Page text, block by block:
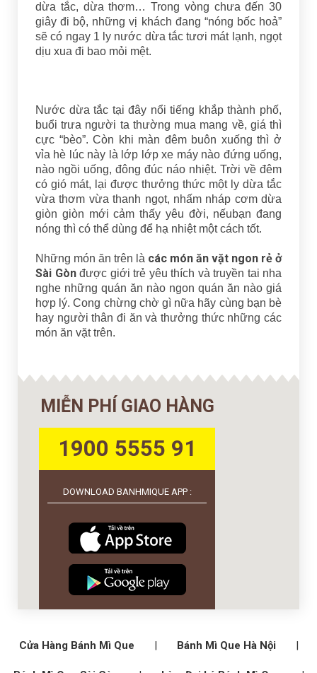
dừa tắc, dừa thơm… Trong vòng chưa đến 30
giây đi bộ, những vị khách đang “nóng bốc hoả”
sẽ có ngay 1 ly nước dừa tắc tươi mát lạnh, ngọt
dịu xua đi bao mỏi mệt.
Nước dừa tắc tại đây nổi tiếng khắp thành phố,
buổi trưa người ta thường mua mang về, giá thì
cực “bèo”. Còn khi màn đêm buôn xuống thì ở
vỉa hè lúc này là lớp lớp xe máy nào đứng uống,
nào ngồi uống, đông đúc náo nhiệt. Trời về đêm
có gió mát, lại được thưởng thức một ly dừa tắc
vừa thơm vừa thanh ngọt, nhấm nháp cơm dừa
giòn giòn mới cảm thấy yêu đời, nếubạn đang
nóng thì có thể dùng để hạ nhiệt một cách tốt.
Những món ăn trên là các món ăn vặt ngon rẻ ở
Sài Gònđược giới trẻ yêu thích và truyền tai nha
nghe những quán ăn nào ngon quán ăn nào giá
hợp lý. Cong chừng chờ gì nữa hãy cùng bạn bè
hay người thân đi ăn và thưởng thức những các
món ăn vặt trên.
MIỄN PHÍ GIAO HÀNG
1900 5555 91
DOWNLOAD BANHMIQUE APP :
Cửa Hàng Bánh Mì Que | Bánh Mì Que Hà Nội |